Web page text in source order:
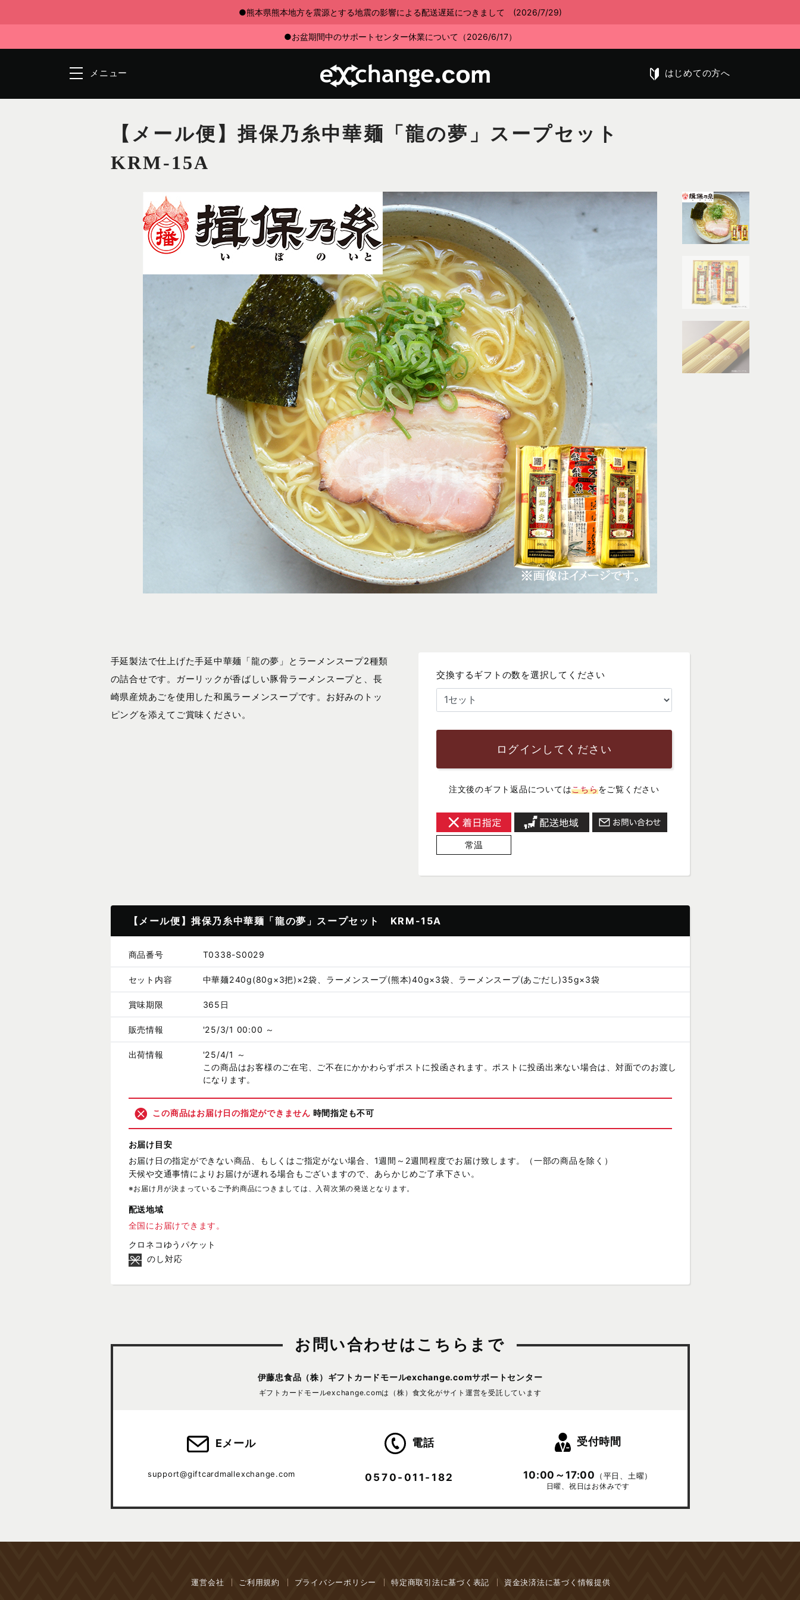
●熊本県熊本地方を震源とする地震の影響による配送遅延につきまして (2026/7/29)
●お盆期間中のサポートセンター休業について（2026/6/17）
メニュー はじめての方へ
【メール便】揖保乃糸中華麺「龍の夢」スープセット
KRM-15A
交換するギフトの数を選択してください
ログインしてください
注文後のギフト返品についてはこちらをご覧ください
常温
手延製法で仕上げた手延中華麺「龍の夢」とラーメンスープ2種類
の詰合せです。ガーリックが香ばしい豚骨ラーメンスープと、長
崎県産焼あごを使用した和風ラーメンスープです。お好みのトッ
ピングを添えてご賞味ください。
【メール便】揖保乃糸中華麺「龍の夢」スープセット KRM-15A
商品番号 T0338-S0029
セット内容 中華麺240g(80g×3把)×2袋、ラーメンスープ(熊本)40g×3袋、ラーメンスープ(あごだし)35g×3袋
賞味期限 365日
販売情報 '25/3/1 00:00 ～
出荷情報
'25/4/1 ～
この商品はお客様のご在宅、ご不在にかかわらずポストに投函されます。ポストに投函出来ない場合は、対面でのお渡し
になります。
この商品はお届け日の指定ができません 時間指定も不可
お届け目安
お届け日の指定ができない商品、もしくはご指定がない場合、1週間～2週間程度でお届け致します。（一部の商品を除く）
天候や交通事情によりお届けが遅れる場合もございますので、あらかじめご了承下さい。
※お届け月が決まっているご予約商品につきましては、入荷次第の発送となります。
配送地域
全国にお届けできます。
クロネコゆうパケット
のし対応
お問い合わせはこちらまで
伊藤忠食品（株） ギフトカードモールexchange.comサポートセンター
ギフトカードモールexchange.comは （株）食文化がサイト運営を受託しています
Eメール
support@giftcardmallexchange.com
電話
0570-011-182
受付時間
10:00～17:00 （平日、土曜）
日曜、祝日はお休みです
運営会社 ご利用規約 プライバシーポリシー 特定商取引法に基づく表記 資金決済法に基づく情報提供